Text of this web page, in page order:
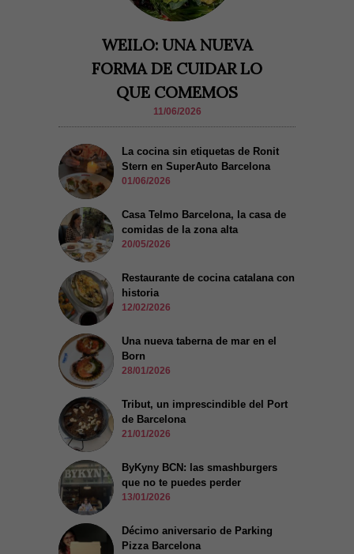
WEILO: UNA NUEVA
FORMA DE CUIDAR LO
QUE COMEMOS
11/06/2026
La cocina sin etiquetas de Ronit
Stern en SuperAuto Barcelona
01/06/2026
Casa Telmo Barcelona, la casa de
comidas de la zona alta
20/05/2026
Restaurante de cocina catalana con
historia
12/02/2026
Una nueva taberna de mar en el
Born
28/01/2026
Tribut, un imprescindible del Port
de Barcelona
21/01/2026
ByKyny BCN: las smashburgers
que no te puedes perder
13/01/2026
Décimo aniversario de Parking
Pizza Barcelona